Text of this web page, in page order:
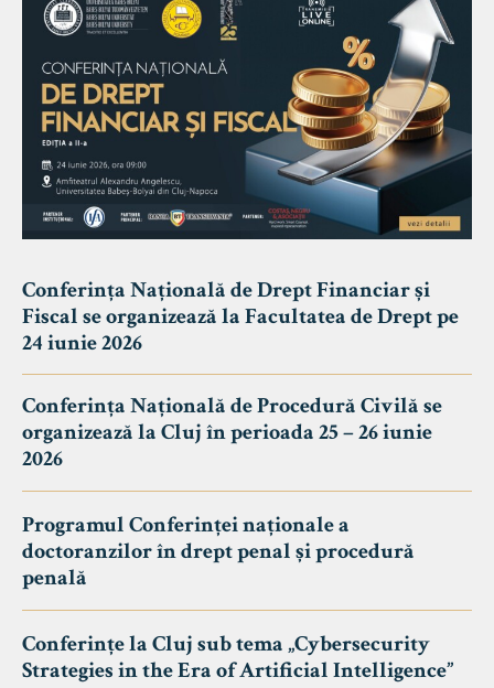
Conferința Națională de Drept Financiar și
Fiscal se organizează la Facultatea de Drept pe
24 iunie 2026
Conferința Națională de Procedură Civilă se
organizează la Cluj în perioada 25 – 26 iunie
2026
Programul Conferinței naționale a
doctoranzilor în drept penal și procedură
penală
Conferințe la Cluj sub tema „Cybersecurity
Strategies in the Era of Artificial Intelligence”